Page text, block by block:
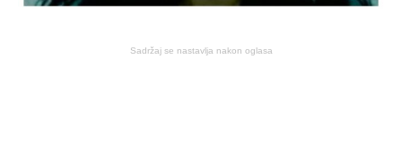
Sadržaj se nastavlja nakon oglasa